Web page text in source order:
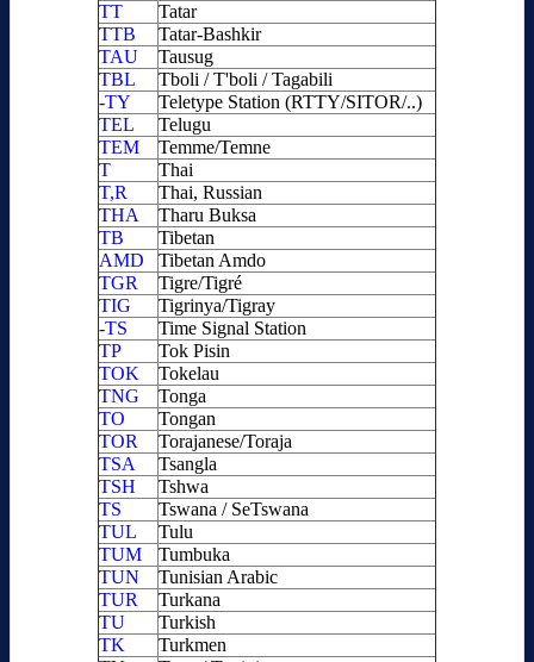
TT
Tatar
TTB
Tatar-Bashkir
TAU
Tausug
TBL
Tboli / T'boli / Tagabili
-TY
Teletype Station (RTTY/SITOR/..)
TEL
Telugu
TEM
Temme/Temne
T
Thai
T,R
Thai, Russian
THA
Tharu Buksa
TB
Tibetan
AMD
Tibetan Amdo
TGR
Tigre/Tigré
TIG
Tigrinya/Tigray
-TS
Time Signal Station
TP
Tok Pisin
TOK
Tokelau
TNG
Tonga
TO
Tongan
TOR
Torajanese/Toraja
TSA
Tsangla
TSH
Tshwa
TS
Tswana / SeTswana
TUL
Tulu
TUM
Tumbuka
TUN
Tunisian Arabic
TUR
Turkana
TU
Turkish
TK
Turkmen